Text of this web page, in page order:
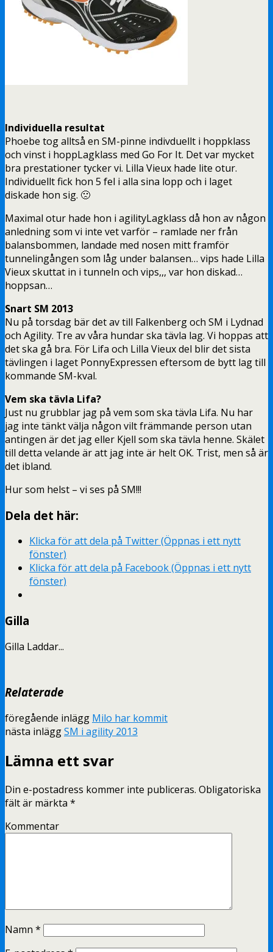
Individuella resultat
Phoebe tog alltså en SM-pinne indivduellt i hoppklass
och vinst i hoppLagklass med Go For It. Det var mycket
bra prestationer tycker vi. Lilla Vieux hade lite otur.
Individuellt fick hon 5 fel i alla sina lopp och i laget
diskade hon sig. 🙁
Maximal otur hade hon i agilityLagklass då hon av någon
anledning som vi inte vet varför – ramlade ner från
balansbommen, landade med nosen mitt framför
tunnelingången som låg under balansen… vips hade Lilla
Vieux skuttat in i tunneln och vips,,, var hon diskad…
hoppsan…
Snart SM 2013
Nu på torsdag bär det av till Falkenberg och SM i Lydnad
och Agility. Tre av våra hundar ska tävla lag. Vi hoppas att
det ska gå bra. För Lifa och Lilla Vieux del blir det sista
tävlingen i laget PonnyExpressen eftersom de bytt lag till
kommande SM-kval.
Vem ska tävla Lifa?
Just nu grubblar jag på vem som ska tävla Lifa. Nu har
jag inte tänkt välja någon vilt främmande person utan
antingen är det jag eller Kjell som ska tävla henne. Skälet
till detta velande är att jag inte är helt OK. Trist, men så är
det ibland.
Hur som helst – vi ses på SM!!!
Dela det här:
Klicka för att dela på Twitter (Öppnas i ett nytt
fönster)
Klicka för att dela på Facebook (Öppnas i ett nytt
fönster)
Gilla
Gilla Laddar...
Relaterade
föregående inlägg Milo har kommit
nästa inläggSM i agility 2013
Lämna ett svar
Din e-postadress kommer inte publiceras. Obligatoriska
fält är märkta *
Kommentar
Namn *